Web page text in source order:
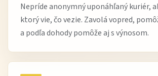
Nepríde anonymný uponáhľaný kuriér,
ktorý vie, čo vezie. Zavolá vopred,
a podľa dohody pomôže aj s výnosom.